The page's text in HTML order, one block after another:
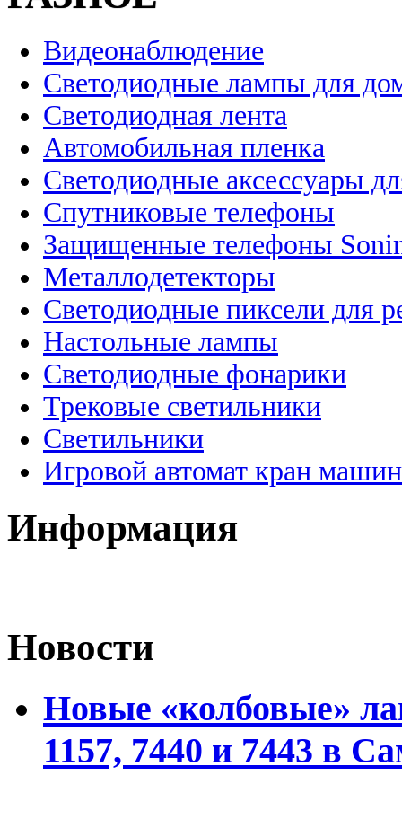
Видеонаблюдение
Светодиодные лампы для
Светодиодная лента
Автомобильная пленка
Светодиодные аксессуары
Спутниковые телефоны
Защищенные телефоны
Металлодетекторы
Светодиодные пиксели для
Настольные лампы
Светодиодные фонарики
Трековые светильники
Светильники
Игровой автомат кран
Информация
Новости
Новые «колбовые»
1157, 7440 и 7443 в